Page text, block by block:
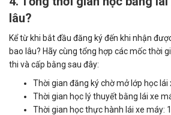
lâu?
Kể từ khi bắt đầu đăng ký đến khi nhận
bao lâu? Hãy cùng tổng hợp các mốc thời
thi và cấp bằng sau đây:
Thời gian đăng ký chờ mở lớp học lái
Thời gian học lý thuyết bằng lái xe
Thời gian học thực hành lái xe máy: 1